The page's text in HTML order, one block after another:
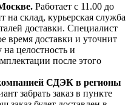
Работает с 11.00 до
на склад, курьерская служба
доставки. Специалист
время доставки и уточнит
целостность и
после этого
СДЭК в регионы
забрать заказ в пункте